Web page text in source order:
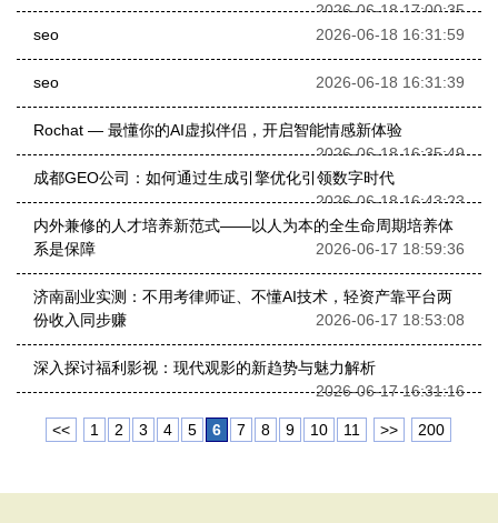
2026-06-18 17:00:35
seo
2026-06-18 16:31:59
seo 2026-06-18 16:31:39
Rochat — 最懂你的AI虚拟伴侣，开启智能情感新体验
2026-06-18 16:35:49
成都GEO公司：如何通过生成引擎优化引领数字时代
2026-06-18 16:43:23
内外兼修的人才培养新范式——以人为本的全生命周期培养体
系是保障
2026-06-17 18:59:36
济南副业实测：不用考律师证、不懂AI技术，轻资产靠平台两
份收入同步赚
2026-06-17 18:53:08
深入探讨福利影视：现代观影的新趋势与魅力解析
2026-06-17 16:31:16
<< 1 2 3 4 5 6 7 8 9 10 11 >> 200